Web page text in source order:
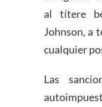
al títere
Johnson, a
cualquier
Las